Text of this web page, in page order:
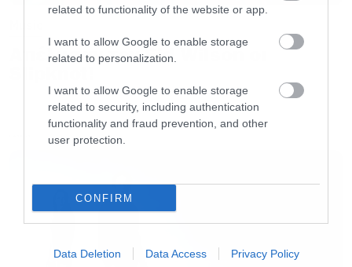
related to functionality of the website or app.
I want to allow Google to enable storage
related to personalization.
I want to allow Google to enable storage
related to security, including authentication
functionality and fraud prevention, and other
user protection.
CONFIRM
Data Deletion Data Access Privacy Policy
Απέλυσαν τον Sid Wilson οι